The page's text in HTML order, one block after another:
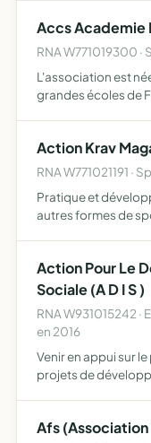
Accs Academie
RNA W771019300
L'association est
grandes écoles de
Action Krav
RNA W771021191 ·
Pratique et
autres formes de
Action Pour Le
Sociale (A D I S )
RNA W931015242
en 2016
Venir en appui sur
projets de
psycholog…
Afs (Association